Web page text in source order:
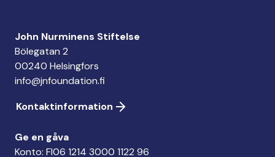
John Nurminens Stiftelse
Bölegatan 2
00240 Helsingfors
info@jnfoundation.fi
Kontaktinformation
Ge en gåva
Konto: FI06 1214 3000 1122 96